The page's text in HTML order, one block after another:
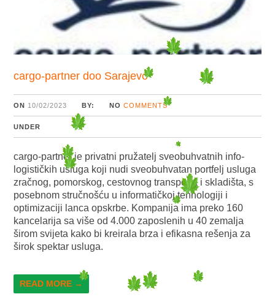
cargo-partner doo Sarajevo
ON 10/02/2023 BY: NO COMMENTS
UNDER
cargo-partner je privatni pružatelj sveobuhvatnih info-
logističkih usluga koji nudi sveobuhvatan portfelj usluga
zračnog, pomorskog, cestovnog transporta i skladišta, s
posebnom stručnošću u informatičkoj tehnologiji i
optimizaciji lanca opskrbe. Kompanija ima preko 160
kancelarija sa više od 4.000 zaposlenih u 40 zemalja
širom svijeta kako bi kreirala brza i efikasna rešenja za
širok spektar usluga.
READ MORE →